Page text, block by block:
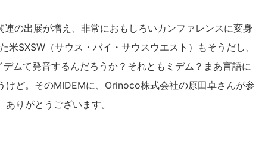
の出展が増え、非常におもしろいカンファレンスに変身
SXSW（サウス・バイ・サウスウエスト）もそうだし、
ムて発音するんだろうか？それともミデム？まあ言語に
ど。そのMIDEMに、Orinoco株式会社の原田卓さんが参
りがとうございます。